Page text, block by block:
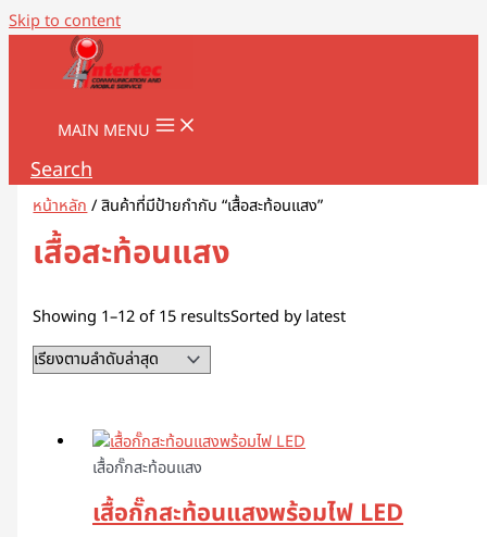
Skip to content
MAIN MENU
Search
หน้าหลัก/ สินค้าที่มีป้ายกำกับ “เสื้อสะท้อนแสง”
เสื้อสะท้อนแสง
Showing 1–12 of 15 resultsSorted by latest
เสื้อกั๊กสะท้อนแสง
เสื้อกั๊กสะท้อนแสงพร้อมไฟ LED